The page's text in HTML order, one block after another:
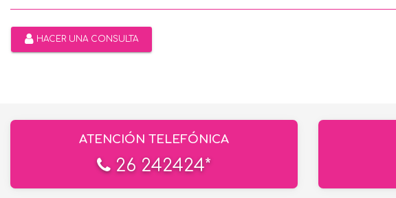
HACER UNA CONSULTA
ATENCIÓN TELEFÓNICA
26 242424*